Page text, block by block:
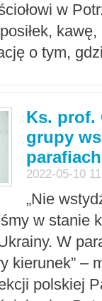
w
o tym,
Ks. prof.
grupy
parafiach
2022-05-10
„Nie
w stanie
W
kierunek” –
polskiej